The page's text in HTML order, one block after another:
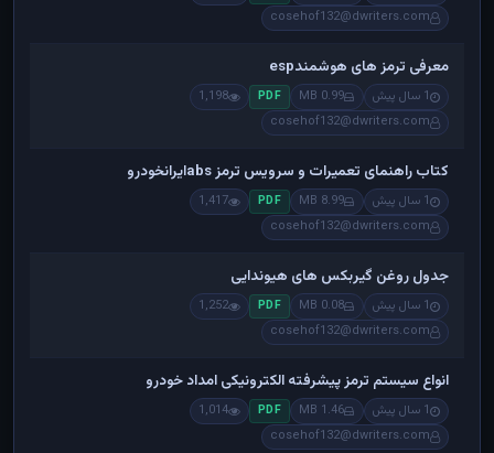
cosehof132@dwriters.com
معرفی ترمز های هوشمندesp
1 سال پیش 0.99 MB
PDF
1,198
cosehof132@dwriters.com
کتاب راهنمای تعمیرات و سرویس ترمز absایرانخودرو
1 سال پیش 8.99 MB
PDF
1,417
cosehof132@dwriters.com
جدول روغن گیربکس های هیوندایی
1 سال پیش 0.08 MB
PDF
1,252
cosehof132@dwriters.com
انواع سیستم ترمز پیشرفته الکترونیکی امداد خودرو
1 سال پیش 1.46 MB
PDF
1,014
cosehof132@dwriters.com